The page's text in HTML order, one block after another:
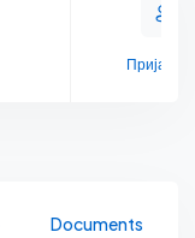
Documents